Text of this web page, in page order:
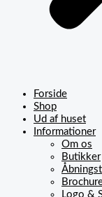
Forside
Shop
Ud af huset
Informationer
Om os
Butikker
Logo &